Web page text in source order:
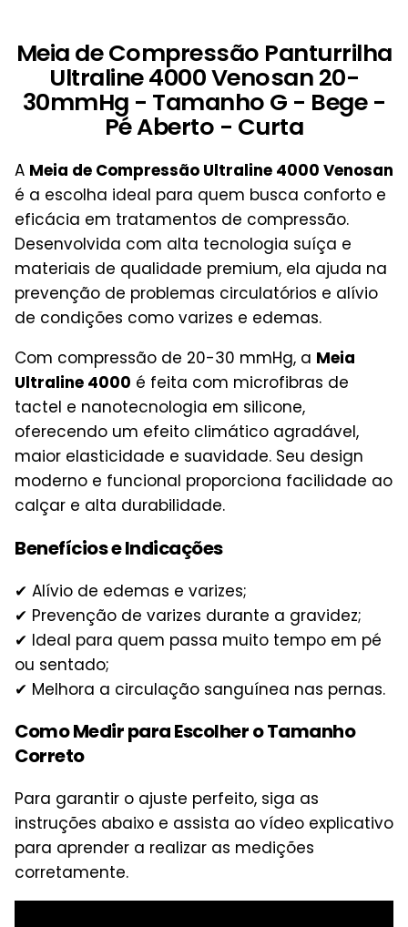
Meia de Compressão Panturrilha
Ultraline 4000 Venosan 20-
30mmHg - Tamanho G - Bege -
Pé Aberto - Curta
A Meia de Compressão Ultraline 4000 Venosan
é a escolha ideal para quem busca conforto e
eficácia em tratamentos de compressão.
Desenvolvida com alta tecnologia suíça e
materiais de qualidade premium, ela ajuda na
prevenção de problemas circulatórios e alívio
de condições como varizes e edemas.
Com compressão de 20-30 mmHg, a Meia
Ultraline 4000 é feita com microfibras de
tactel e nanotecnologia em silicone,
oferecendo um efeito climático agradável,
maior elasticidade e suavidade. Seu design
moderno e funcional proporciona facilidade ao
calçar e alta durabilidade.
Benefícios e Indicações
✔ Alívio de edemas e varizes;
✔ Prevenção de varizes durante a gravidez;
✔ Ideal para quem passa muito tempo em pé
ou sentado;
✔ Melhora a circulação sanguínea nas pernas.
Como Medir para Escolher o Tamanho
Correto
Para garantir o ajuste perfeito, siga as
instruções abaixo e assista ao vídeo explicativo
para aprender a realizar as medições
corretamente.